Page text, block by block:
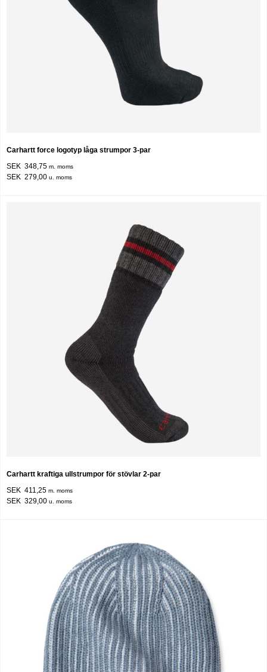
Carhartt force logotyp låga strumpor 3-par
SEK 348,75 m. moms
SEK 279,00 u. moms
Carhartt kraftiga ullstrumpor för stövlar 2-par
SEK 411,25 m. moms
SEK 329,00 u. moms